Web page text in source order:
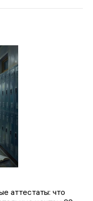
аттестаты: что